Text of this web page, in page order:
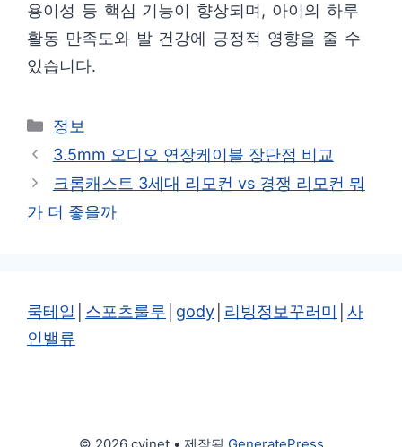
용이성 등 핵심 기능이 향상되며, 아이의 하루
활동 만족도와 발 건강에 긍정적 영향을 줄 수
있습니다.
카
테
리
정보
3.5mm 오디오 연장케이블 장단점 비교
크롬캐스트 3세대 리모컨 vs 경쟁 리모컨 뭐
가 더 좋을까
쿡테일 스포츠룰루 gody 리빙정보꾸러미
사
인밸류